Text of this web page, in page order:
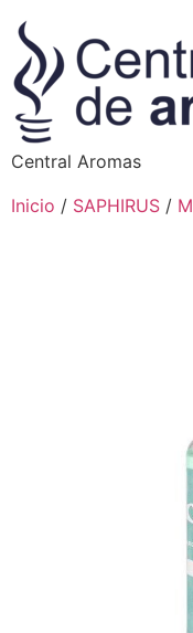
Central Aromas
Inicio / SAPHIRUS /